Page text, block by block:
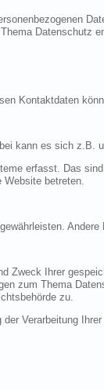
Datenschutz
Kontaktdaten
kann es sich z.B.
erfasst. Das
betreten.
Ihrer
zum Thema
zu.
Verarbeitung